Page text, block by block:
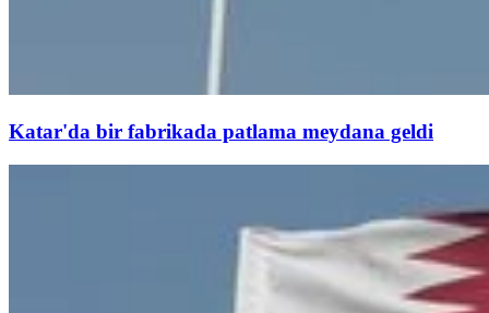
Katar'da bir fabrikada patlama meydana geldi